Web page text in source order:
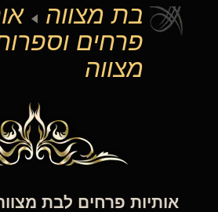
בת מצווה
פרחים
מצווה
אותיות פרחים לבת